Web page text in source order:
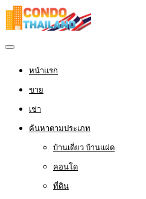
หน้าแรก
ขาย
เช่า
ค้นหาตามประเภท
บ้านเดี่ยว บ้านแฝด
คอนโด
ที่ดิน